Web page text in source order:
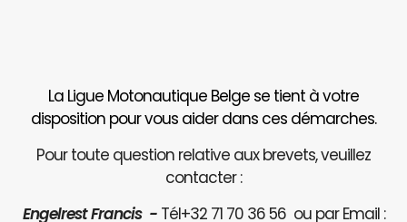
La Ligue Motonautique Belge se tient à votre
disposition pour vous aider dans ces démarches.
Pour toute question relative aux brevets, veuillez
contacter :
Engelrest Francis -Tél+32 71 70 36 56 ou par Email :